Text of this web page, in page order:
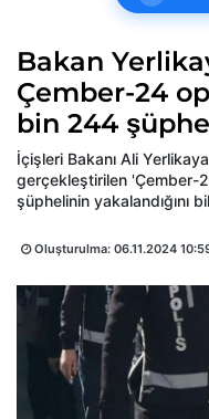
Bakan
Çember-24
bin 244
İçişleri Bakanı Ali
gerçekleştirilen 'Çember-
şüphelinin yakalandığını
Oluşturulma: 06.11.2024